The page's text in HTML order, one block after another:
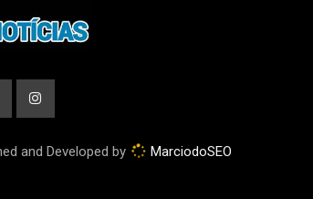
and Developed by MarciodoSEO